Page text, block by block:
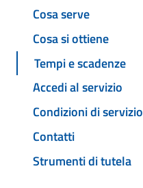
Cosa serve
Cosa si ottiene
Tempi e scadenze
Accedi al servizio
Condizioni di servizio
Contatti
Strumenti di tutela